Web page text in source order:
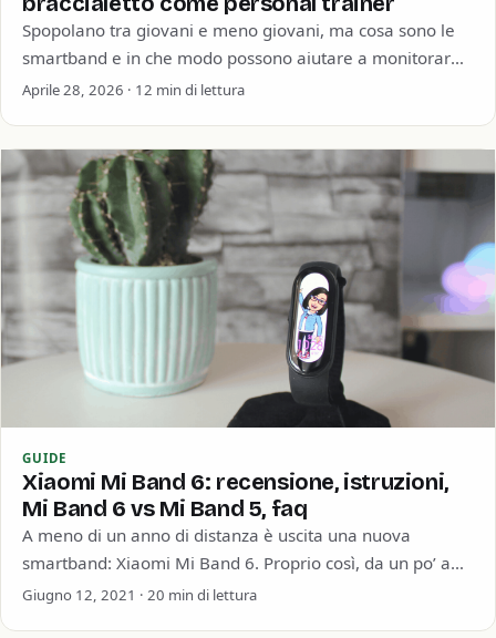
Spopolano tra giovani e meno giovani, ma cosa sono le
smartband e in che modo possono aiutare a monitorare
l’attività fisica svolta…
Aprile 28, 2026 · 12 min di lettura
GUIDE
Xiaomi Mi Band 6: recensione, istruzioni,
Mi Band 6 vs Mi Band 5, faq
A meno di un anno di distanza è uscita una nuova
smartband: Xiaomi Mi Band 6. Proprio così, da un po’ a…
Giugno 12, 2021 · 20 min di lettura